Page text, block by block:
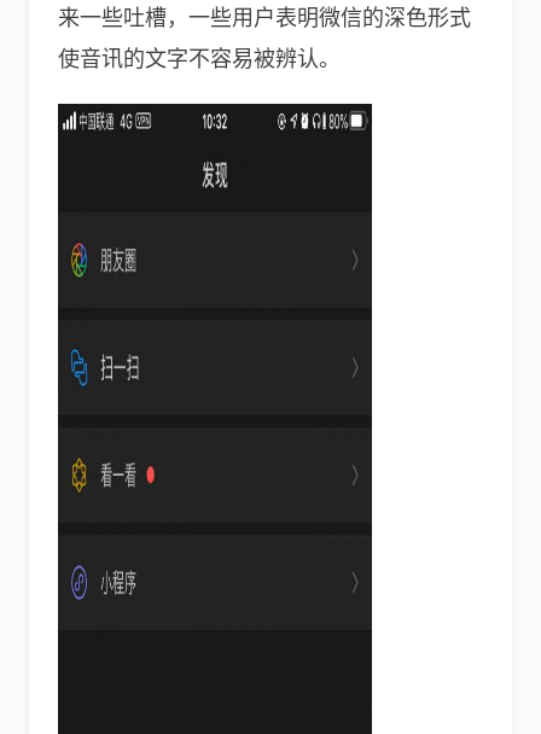
来一些吐槽，一些用户表明微信的深色形式
使音讯的文字不容易被辨认。